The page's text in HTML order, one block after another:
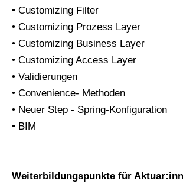
• Customizing Filter
• Customizing Prozess Layer
• Customizing Business Layer
• Customizing Access Layer
• Validierungen
• Convenience- Methoden
• Neuer Step - Spring-Konfiguration
• BIM
​​​​​​​Weiterbildungspunkte für